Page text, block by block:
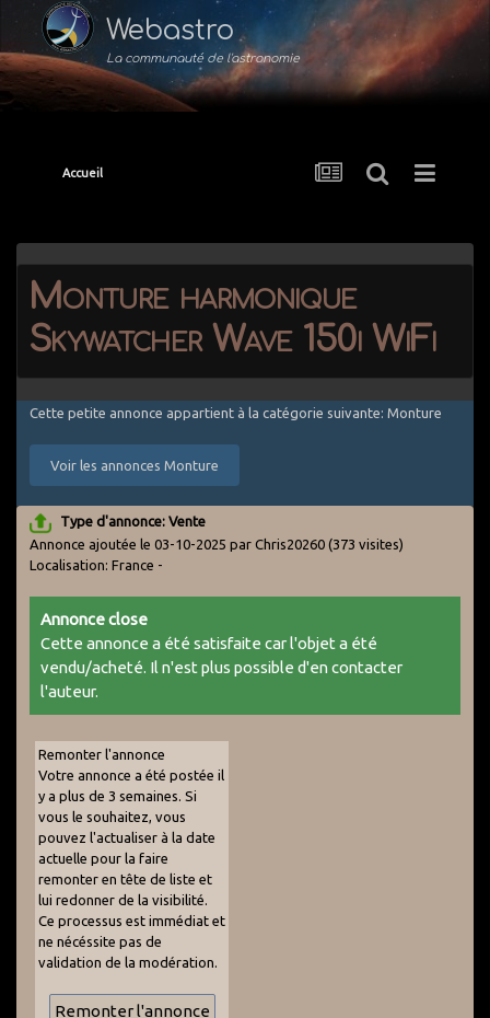
Webastro
La communauté de l'astronomie
Accueil
Monture harmonique
Skywatcher Wave 150i WiFi
Cette petite annonce appartient à la catégorie suivante: Monture
Voir les annonces Monture
Type d'annonce: Vente
Annonce ajoutée le 03-10-2025 par Chris20260 (373 visites)
Localisation: France -
Annonce close
Cette annonce a été satisfaite car l'objet a été
vendu/acheté. Il n'est plus possible d'en contacter
l'auteur.
Remonter l'annonce
Votre annonce a été postée il
y a plus de 3 semaines. Si
vous le souhaitez, vous
pouvez l'actualiser à la date
actuelle pour la faire
remonter en tête de liste et
lui redonner de la visibilité.
Ce processus est immédiat et
ne nécéssite pas de
validation de la modération.